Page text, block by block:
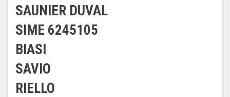
SAUNIER DUVAL
SIME 6245105
BIASI
SAVIO
RIELLO